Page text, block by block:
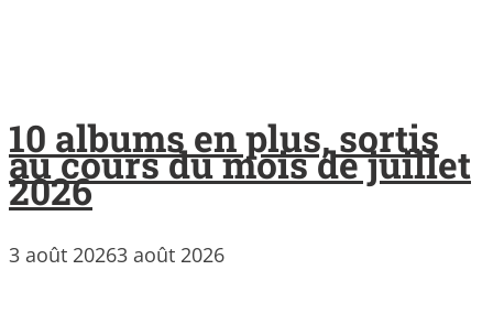
10 albums en plus, sortis
au cours du mois de juillet
2026
3 août 20263 août 2026